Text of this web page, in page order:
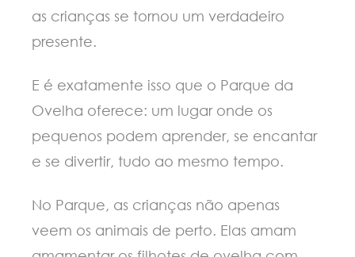
as crianças se tornou um verdadeiro
presente.
E é exatamente isso que o Parque da
Ovelha oferece: um lugar onde os
pequenos podem aprender, se encantar
e se divertir, tudo ao mesmo tempo.
No Parque, as crianças não apenas
veem os animais de perto. Elas amam